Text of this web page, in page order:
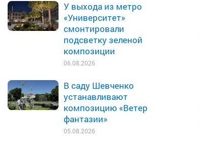
У выхода из метро
«Университет»
смонтировали
подсветку зеленой
композиции
06.08.2026
В саду Шевченко
устанавливают
композицию «Ветер
фантазии»
05.08.2026